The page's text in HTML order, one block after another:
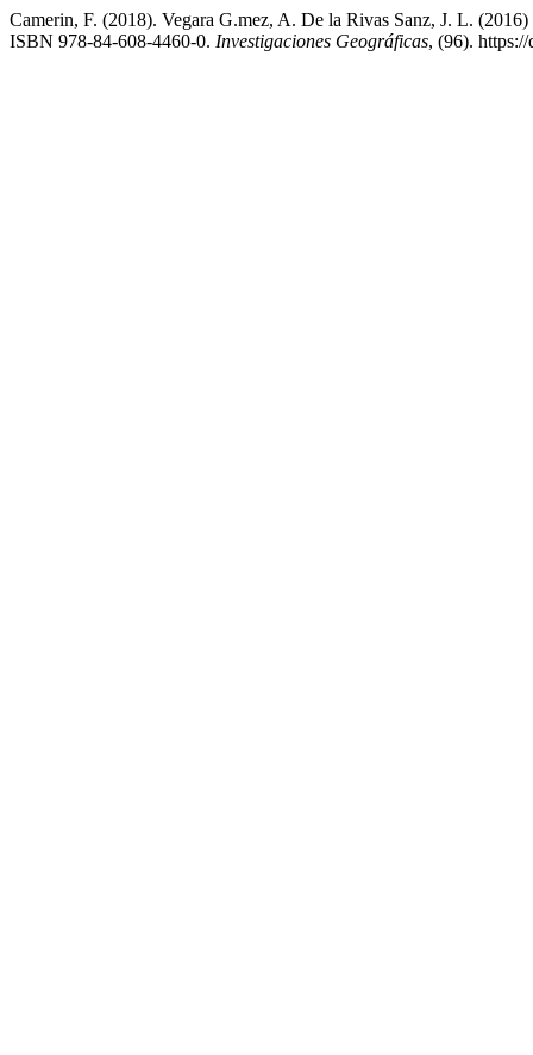
Camerin, F. (2018). Vegara G.mez, A. De la Rivas Sanz, J. L.
ISBN 978-84-608-4460-0. Investigaciones Geográficas, (96).